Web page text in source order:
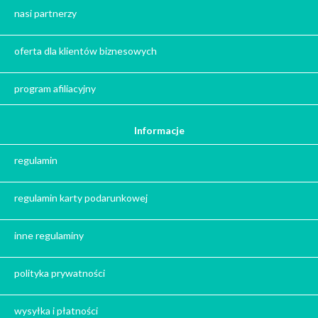
Zima
Herbata - podziękowanie dla gości
Ile gram ma łyżeczka do herbaty?
Prezent na święta
Prezent dla chłopaka na święta
Prezent dla koleżanki na święta
nasi partnerzy
oferta dla klientów biznesowych
program afiliacyjny
Informacje
regulamin
regulamin karty podarunkowej
inne regulaminy
polityka prywatności
wysyłka i płatności